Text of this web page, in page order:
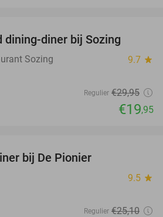
dining-diner bij Sozing
Sozing 9.7 star
Regulier €29,95
€19,95
bij De Pionier
9.5 star
Regulier €25,10